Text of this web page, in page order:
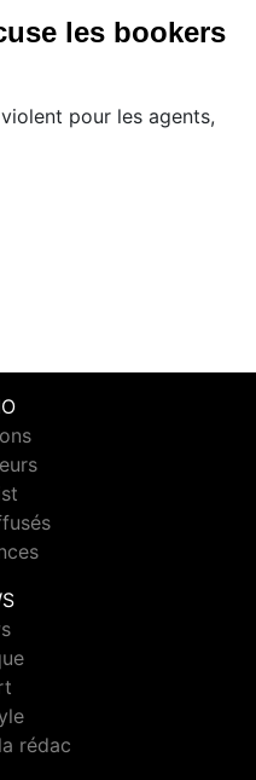
les bookers
pour les agents,
rédac